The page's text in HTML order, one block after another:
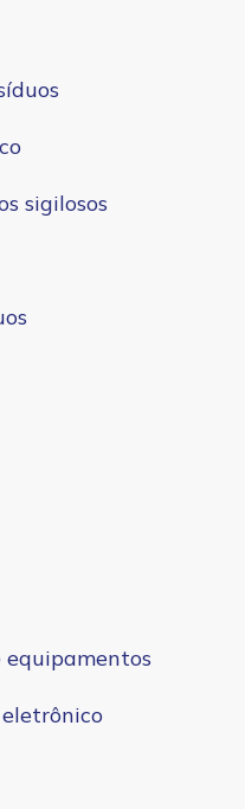
sigilosos
equipamentos